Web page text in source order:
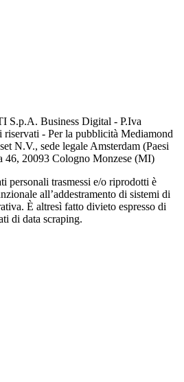
S.p.A. Business Digital - P.Iva
- Per la pubblicità Mediamond
N.V., sede legale Amsterdam (Paesi
46, 20093 Cologno Monzese (MI)
personali trasmessi e/o riprodotti è
all’addestramento di sistemi di
È altresì fatto divieto espresso di
di data scraping.